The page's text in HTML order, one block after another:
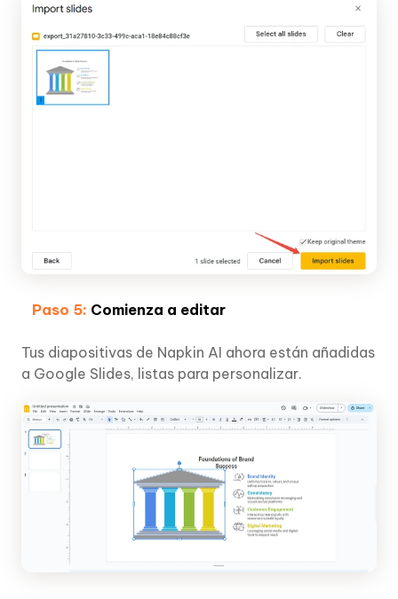
Paso 5: Comienza a editar
Tus diapositivas de Napkin AI ahora están añadidas
a Google Slides, listas para personalizar.